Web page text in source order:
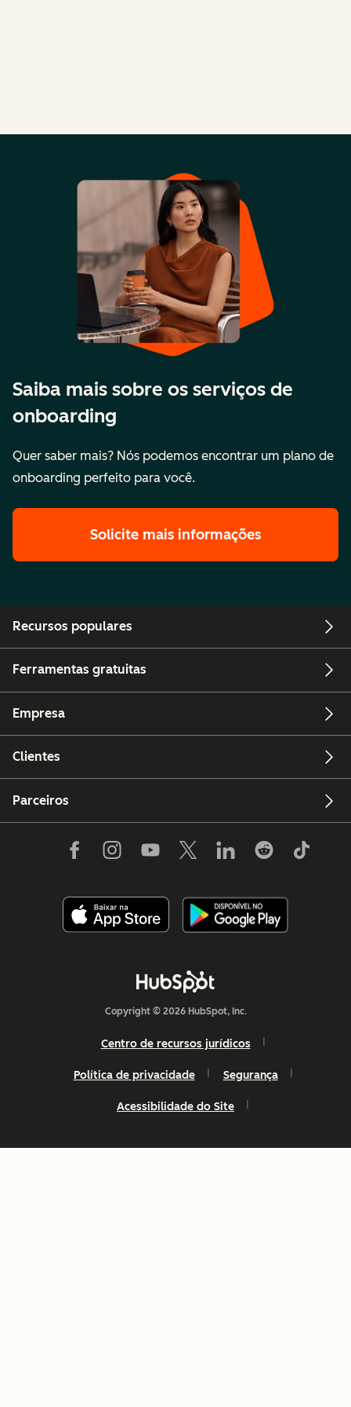
Programação
ferramentas
Consultoria
configuração de
múltiplas
unidades de
Reunindo
unidades de
negócios em um
só portal
Características
principais
Preço:
Modalidade:
remota
Descrição
Preço:
Modalidade:
remota
Descrição
Saiba mais sobre os serviços de
onboarding
Quer saber mais? Nós podemos encontrar um plano de
onboarding perfeito para você.
Solicite mais informações
Recursos populares
Ferramentas gratuitas
Empresa
Clientes
Parceiros
Copyright © 2026 HubSpot, Inc.
Centro de recursos jurídicos
Política de privacidade Segurança
Acessibilidade do Site